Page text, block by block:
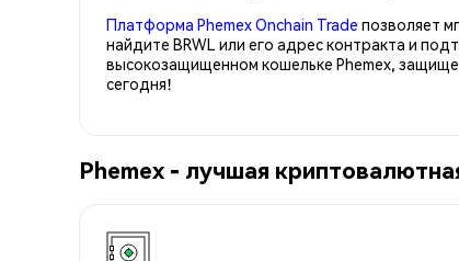
Платформа Phemex Onchain Trade позволяет
найдите BRWL или его адрес контракта и
высокозащищенном кошельке Phemex,
сегодня!
Phemex - лучшая